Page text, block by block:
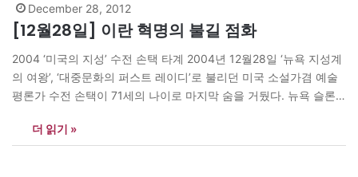
December 28, 2012
[12월28일] 이란 혁명의 불길 점화
2004 ‘미국의 지성’ 수전 손택 타계 2004년 12월28일 ‘뉴욕 지성계
의 여왕’, ‘대중문화의 퍼스트 레이디’로 불리던 미국 소설가겸 예술
평론가 수전 손택이 71세의 나이로 마지막 숨을 거뒀다. 뉴욕 슬론-
저서 <해석에 반대한다>(1966년)에서 “해석은 지식인이 예술과 세
계에 가하는 복수”라고 주장해 전 세계 지성인들의 이목을 모았다.
더 읽기 »